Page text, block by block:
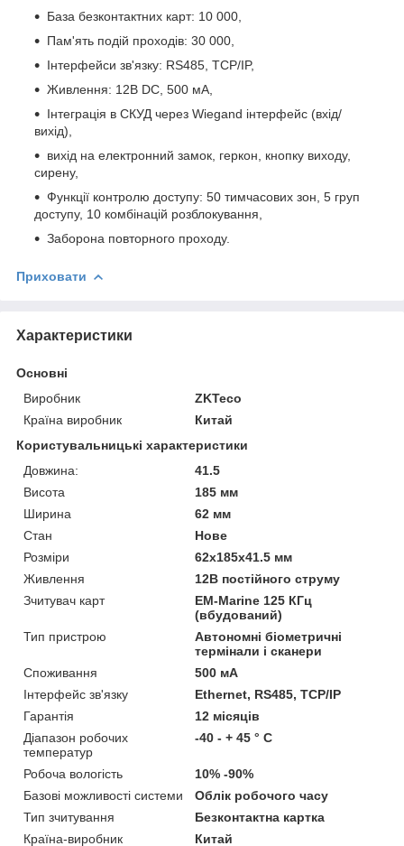
База безконтактних карт: 10 000,
Пам'ять подій проходів: 30 000,
Інтерфейси зв'язку: RS485, TCP/IP,
Живлення: 12В DC, 500 мА,
Інтеграція в СКУД через Wiegand інтерфейс (вхід/
вихід),
вихід на електронний замок, геркон, кнопку виходу,
сирену,
Функції контролю доступу: 50 тимчасових зон, 5 груп
доступу, 10 комбінацій розблокування,
Заборона повторного проходу.
Приховати
Характеристики
Основні
Виробник
ZKTeco
Країна виробник
Китай
Користувальницькі характеристики
Довжина:
41.5
Висота
185 мм
Ширина
62 мм
Стан
Нове
Розміри
62х185х41.5 мм
Живлення
12В постійного струму
Зчитувач карт
EM-Marine 125 КГц
(вбудований)
Тип пристрою
Автономні біометричні
термінали і сканери
Споживання
500 мА
Інтерфейс зв'язку
Ethernet, RS485, TCP/IP
Гарантія
12 місяців
Діапазон робочих
температур
-40 - + 45 ° C
Робоча вологість
10% -90%
Базові можливості системи
Облік робочого часу
Тип зчитування
Безконтактна картка
Країна-виробник
Китай